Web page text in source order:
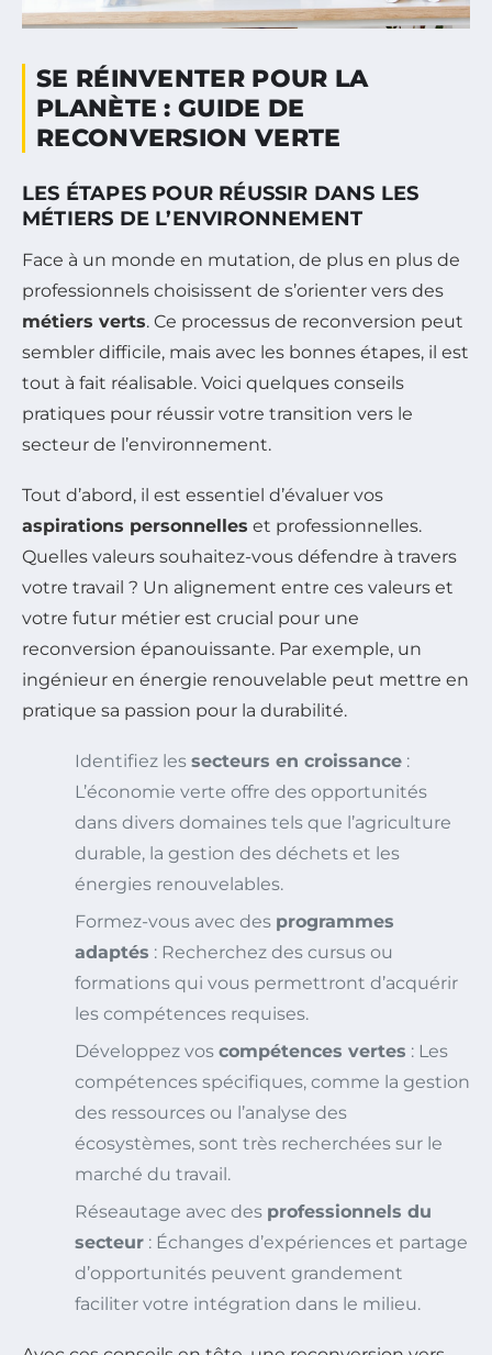
SE RÉINVENTER POUR LA
PLANÈTE : GUIDE DE
RECONVERSION VERTE
LES ÉTAPES POUR RÉUSSIR DANS LES
MÉTIERS DE L’ENVIRONNEMENT
Face à un monde en mutation, de plus en plus de
professionnels choisissent de s’orienter vers des
métiers verts. Ce processus de reconversion peut
sembler difficile, mais avec les bonnes étapes, il est
tout à fait réalisable. Voici quelques conseils
pratiques pour réussir votre transition vers le
secteur de l’environnement.
Tout d’abord, il est essentiel d’évaluer vos
aspirations personnelles et professionnelles.
Quelles valeurs souhaitez-vous défendre à travers
votre travail ? Un alignement entre ces valeurs et
votre futur métier est crucial pour une
reconversion épanouissante. Par exemple, un
ingénieur en énergie renouvelable peut mettre en
pratique sa passion pour la durabilité.
Identifiez les secteurs en croissance :
L’économie verte offre des opportunités
dans divers domaines tels que l’agriculture
durable, la gestion des déchets et les
énergies renouvelables.
Formez-vous avec des programmes
adaptés : Recherchez des cursus ou
formations qui vous permettront d’acquérir
les compétences requises.
Développez vos compétences vertes : Les
compétences spécifiques, comme la gestion
des ressources ou l’analyse des
écosystèmes, sont très recherchées sur le
marché du travail.
Réseautage avec des professionnels du
secteur : Échanges d’expériences et partage
d’opportunités peuvent grandement
faciliter votre intégration dans le milieu.